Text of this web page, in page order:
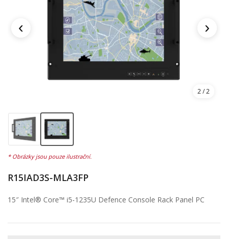
‹ ›
1/ 2
R15IAD3S-MLA3FP
15″ Intel® Core™ i5-1235U Defence Console Rack Panel PC